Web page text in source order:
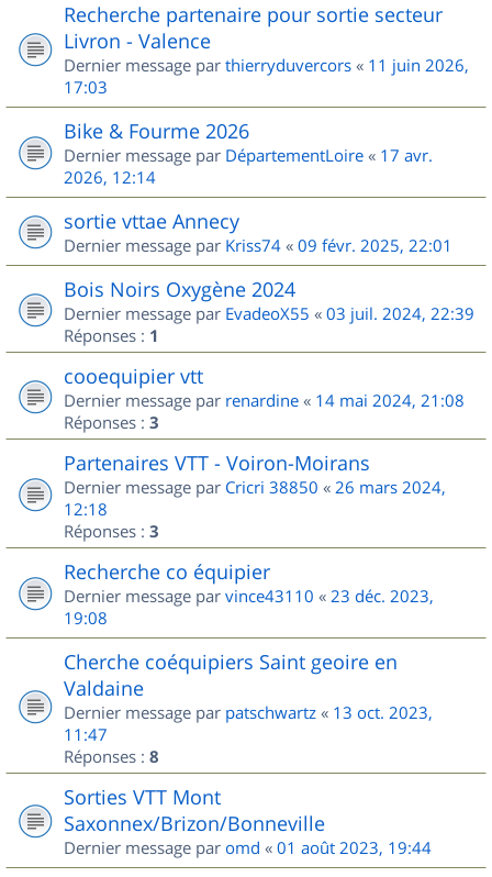
Recherche partenaire pour sortie secteur
Livron - Valence
Dernier message par thierryduvercors « 11 juin 2026,
17:03
Bike & Fourme 2026
Dernier message par DépartementLoire « 17 avr.
2026, 12:14
sortie vttae Annecy
Dernier message par Kriss74 « 09 févr. 2025, 22:01
Bois Noirs Oxygène 2024
Dernier message par EvadeoX55 « 03 juil. 2024, 22:39
Réponses : 1
cooequipier vtt
Dernier message par renardine « 14 mai 2024, 21:08
Réponses : 3
Partenaires VTT - Voiron-Moirans
Dernier message par Cricri 38850 « 26 mars 2024,
12:18
Réponses : 3
Recherche co équipier
Dernier message par vince43110 « 23 déc. 2023,
19:08
Cherche coéquipiers Saint geoire en
Valdaine
Dernier message par patschwartz « 13 oct. 2023,
11:47
Réponses : 8
Sorties VTT Mont
Saxonnex/Brizon/Bonneville
Dernier message par omd « 01 août 2023, 19:44